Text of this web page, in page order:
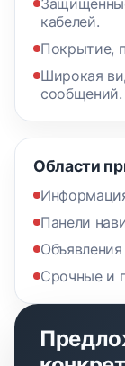
кабелей.
Покрытие,
Широкая
сообщений.
Области
Панели
Срочные и